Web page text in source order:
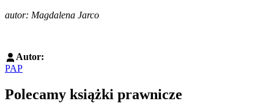
autor: Magdalena Jarco
Autor:
PAP
Polecamy książki prawnicze